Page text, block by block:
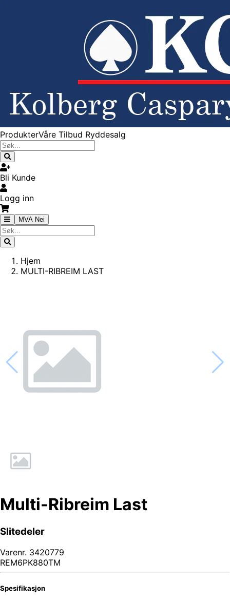
ProdukterVåre Tilbud Ryddesalg
Bli Kunde
Logg inn
MVA Nei
Hjem
MULTI-RIBREIM LAST
Multi-Ribreim Last
Slitedeler
Varenr. 3420779
REM6PK880TM
Spesifikasjon